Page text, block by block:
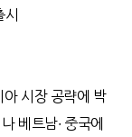
시장 공략에 박
베트남∙ 중국에